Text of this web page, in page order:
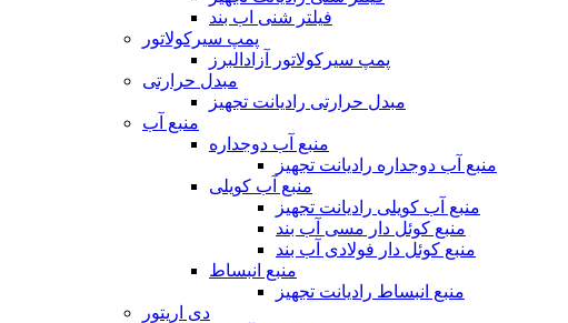
فیلتر شنی اب بند
پمپ سیرکولاتور
پمپ سیرکولاتور آزادالبرز
مبدل حرارتی
مبدل حرارتی رادیانت تجهیز
منبع آب
منبع آب دوجداره
منبع آب دوجداره رادیانت تجهیز
منبع آب کویلی
منبع آب کویلی رادیانت تجهیز
منبع کوئل دار مسی آب بند
منبع کوئل دار فولادی آب بند
منبع انبساط
منبع انبساط رادیانت تجهیز
دی اریتور